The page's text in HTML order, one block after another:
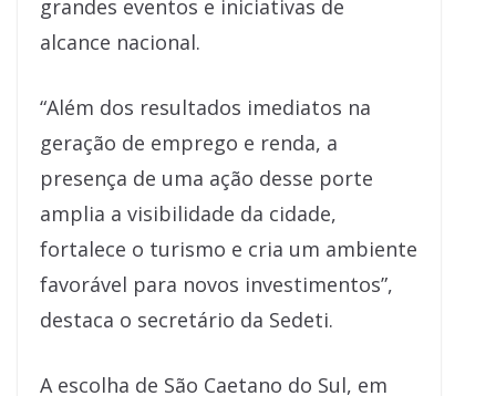
grandes eventos e iniciativas de
alcance nacional.
“Além dos resultados imediatos na
geração de emprego e renda, a
presença de uma ação desse porte
amplia a visibilidade da cidade,
fortalece o turismo e cria um ambiente
favorável para novos investimentos”,
destaca o secretário da Sedeti.
A escolha de São Caetano do Sul, em